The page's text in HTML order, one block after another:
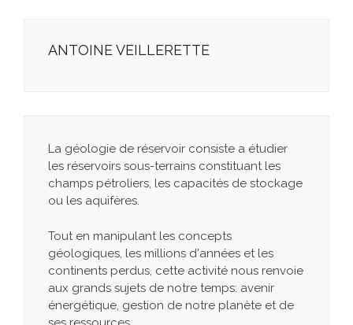
ANTOINE VEILLERETTE
La géologie de réservoir consiste a étudier
les réservoirs sous-terrains constituant les
champs pétroliers, les capacités de stockage
ou les aquifères.
Tout en manipulant les concepts
géologiques, les millions d'années et les
continents perdus, cette activité nous renvoie
aux grands sujets de notre temps: avenir
énergétique, gestion de notre planète et de